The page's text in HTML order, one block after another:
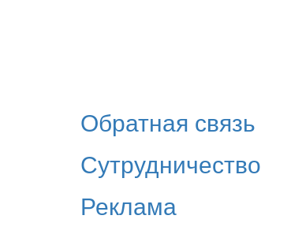
Обратная связь
Сутрудничество
Реклама